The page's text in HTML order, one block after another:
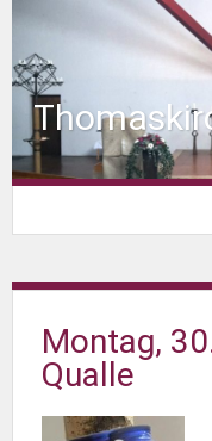
Montag,
Qualle